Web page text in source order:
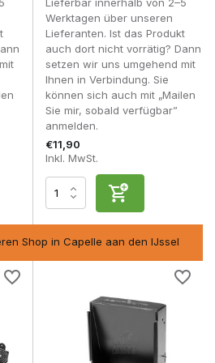
für Spieler, die ihre
ihr Setup optimal nutzen
sich am besten für
Hause verwenden?
eine sichere Umgebung und
oder Metallziele?
Schießfertigkeiten?
mit konstanten Entfernungen
Zielen
arbeitest du gezielt an deiner
Selbstvertrauen, sowohl zu
Werktagen über unseren
Lieferanten. Ist das Produkt
auch dort nicht vorrätig? Dann
setzen wir uns umgehend mit
Ihnen in Verbindung. Sie
können sich auch mit „Mailen
Sie mir, sobald verfügbar”
anmelden.
€11,90
Inkl. MwSt.
Rücksendungen innerhalb von 14